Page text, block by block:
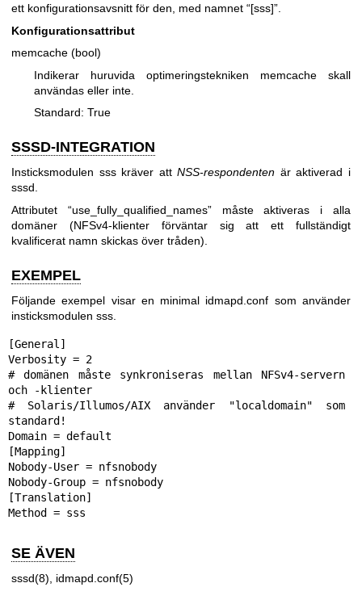
ett konfigurationsavsnitt för den, med namnet “[sss]”.
Konfigurationsattribut
memcache (bool)
Indikerar huruvida optimeringstekniken memcache skall
användas eller inte.
Standard: True
SSSD-INTEGRATION
Insticksmodulen sss kräver attNSS-respondenten är aktiverad i
sssd.
Attributet “use_fully_qualified_names” måste aktiveras i alla
domäner (NFSv4-klienter förväntar sig att ett fullständigt
kvalificerat namn skickas över tråden).
EXEMPEL
Följande exempel visar en minimal idmapd.conf som använder
insticksmodulen sss.
[General]
Verbosity = 2
# domänen måste synkroniseras mellan NFSv4-servern
och -klienter
# Solaris/Illumos/AIX använder "localdomain" som
standard!
Domain = default
[Mapping]
Nobody-User = nfsnobody
Nobody-Group = nfsnobody
[Translation]
Method = sss
SE ÄVEN
sssd(8), idmapd.conf(5)